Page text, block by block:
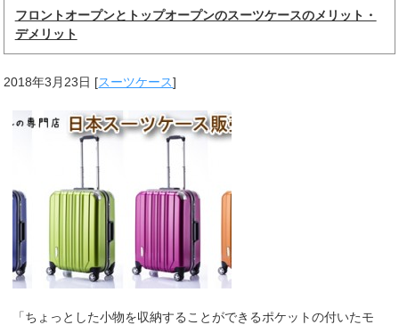
フロントオープンとトップオープンのスーツケースのメリット・
デメリット
2018年3月23日 [スーツケース]
「ちょっとした小物を収納することができるポケットの付いたモ